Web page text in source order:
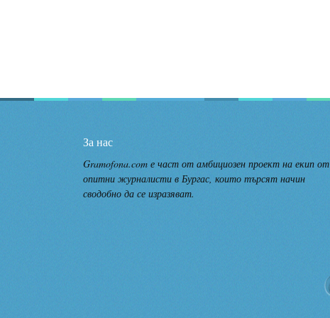
За нас
Gramofona.com е част от амбициозен проект на екип от
опитни журналисти в Бургас, които търсят начин
сводобно да се изразяват.